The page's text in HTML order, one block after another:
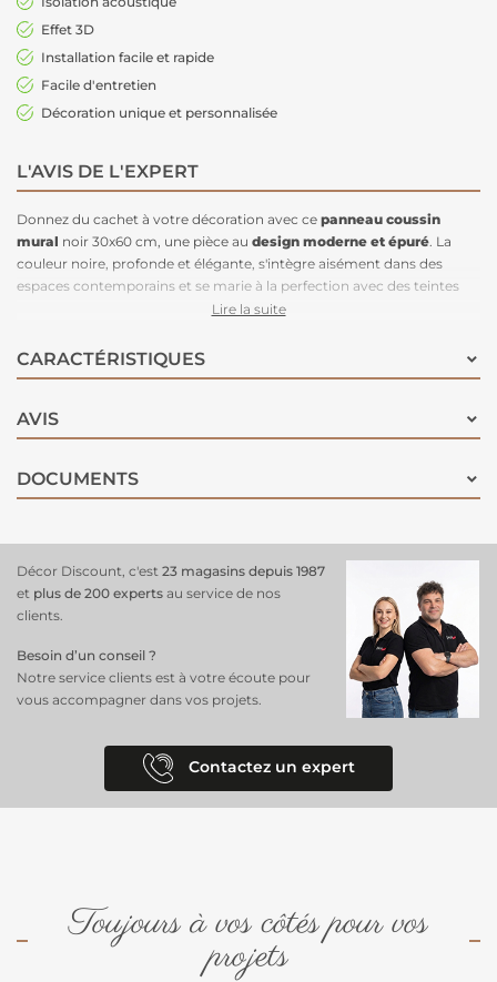
Effet 3D
Installation facile et rapide
Facile d'entretien
Décoration unique et personnalisée
L'AVIS DE L'EXPERT
Donnez du cachet à votre décoration avec ce panneau coussin
mural noir 30x60 cm, une pièce au design moderne et épuré . La
couleur noire, profonde et élégante, s'intègre aisément dans des
espaces contemporains et se marie à la perfection avec des teintes
métalliques ou des tons plus doux comme le beige ou le gris. Ce
à la maisonou pour créer un panneau mural imposant qui structure
l’espace. Outre son côté décoratif, il joue un rôle pratique en offrant
3D apporte une touche de dynamisme visuel, tout en apportant de la
profondeur à vos murs. Facile à installer et à entretenir, ce panneau
fonctionnalité et esthétisme.
Lire la suite
CARACTÉRISTIQUES
AVIS
DOCUMENTS
Décor Discount, c'est 23 magasins depuis 1987
et plus de 200 experts au service de nos
clients.
Besoin d’un conseil ?
Notre service clients est à votre écoute pour
vous accompagner dans vos projets.
Contactez un expert
Toujours à vos côtés pour vos
projets